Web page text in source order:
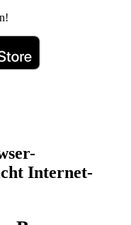
Internet-